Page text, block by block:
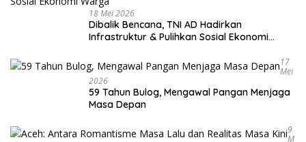
18 Mei 2026
Dibalik Bencana, TNI AD Hadirkan
Infrastruktur & Pulihkan Sosial Ekonomi
17
Mei
2026
59 Tahun Bulog, Mengawal Pangan Menjaga
Masa Depan
9
M